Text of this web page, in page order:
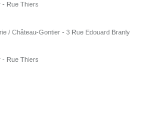
- Rue Thiers
/ Château-Gontier - 3 Rue Edouard Branly
- Rue Thiers